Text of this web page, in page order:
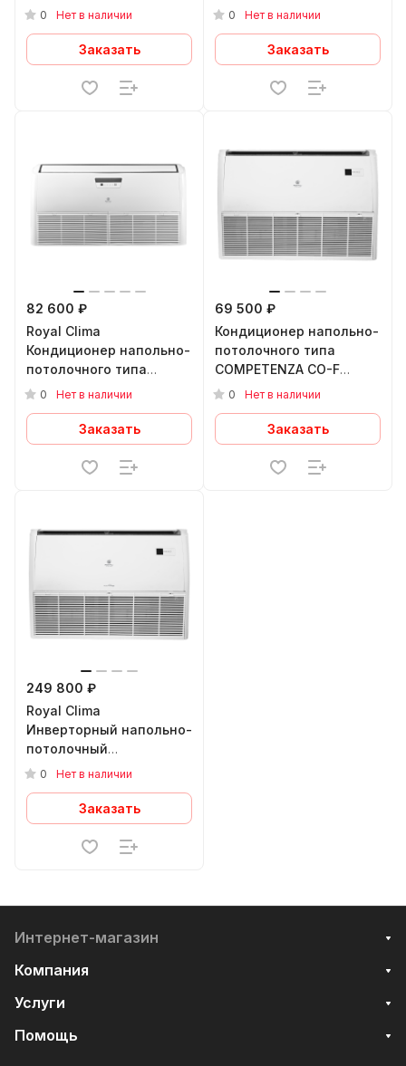
36HNX/CO-E 36HNX
0 Нет в наличии
Заказать
кондиционер
INVERTER 2023 CO-F
48HNBI/C
0 Нет в наличии
Заказать
82 600 ₽
Royal Clima
Кондиционер напольно-
потолочного типа
ESPERTO NEW ES-F
0 Нет в наличии
Заказать
69 500 ₽
Кондиционер напольно-
потолочного типа
COMPETENZA CO-F
18HNX/CO-E 18HNX
0 Нет в наличии
Заказать
249 800 ₽
Royal Clima
Инверторный напольно-
потолочный
кондиционер
INVERTER 2023 CO-F
60HNBI/C
0 Нет в наличии
Заказать
Интернет-магазин
Компания
Услуги
Помощь